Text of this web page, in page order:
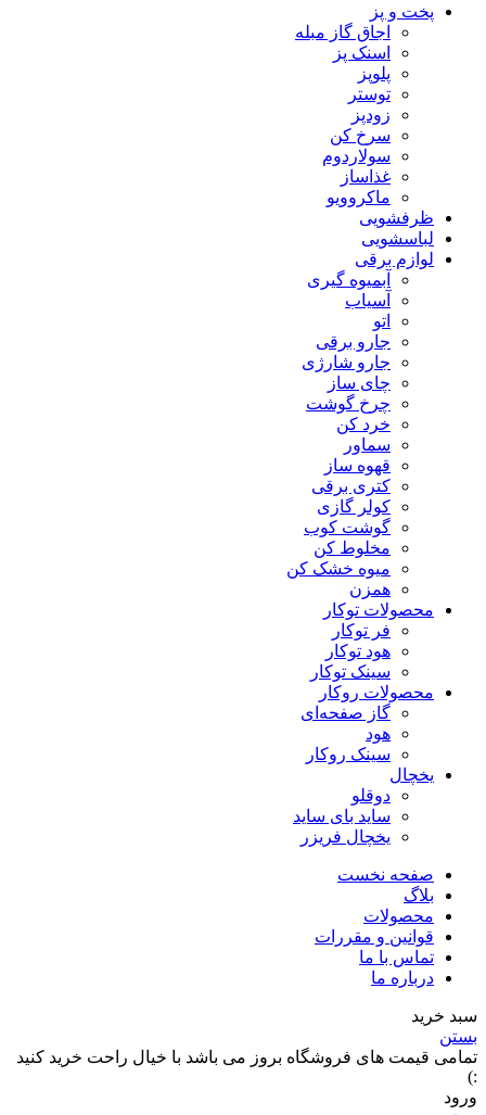
پخت و پز
اجاق گاز مبله
اسنک پز
پلوپز
توستر
زودپز
سرخ کن
سولاردوم
غذاساز
ماکروویو
ظرفشویی
لباسشویی
لوازم برقی
آبمیوه گیری
آسیاب
اتو
جارو برقی
جارو شارژی
چای ساز
چرخ گوشت
خرد کن
سماور
قهوه ساز
کتری برقی
کولر گازی
گوشت کوب
مخلوط کن
میوه خشک کن
همزن
محصولات توکار
فر توکار
هود توکار
سینک توکار
محصولات روکار
گاز صفحه‌ای
هود
سینک روکار
یخچال
دوقلو
ساید بای ساید
یخچال فریزر
صفحه نخست
بلاگ
محصولات
قوانین و مقررات
تماس با ما
درباره ما
سبد خرید
بستن
تمامی قیمت های فروشگاه بروز می باشد با خیال راحت خرید کنید
:)
ورود